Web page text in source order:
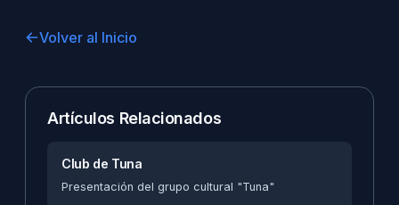
Volver al Inicio
Artículos Relacionados
Club de Tuna
Presentación del grupo cultural "Tuna"